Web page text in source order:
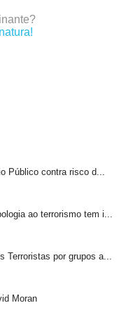
Público contra risco d...
ao terrorismo tem i...
Terroristas por grupos a...
Moran